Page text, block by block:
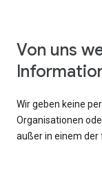
Von uns
Wir geben keine
Organisationen
außer in einem der